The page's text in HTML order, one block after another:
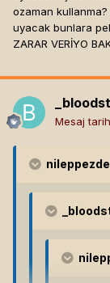
ozaman
uyacak bunlara
ZARAR VERİYO
Mesaj